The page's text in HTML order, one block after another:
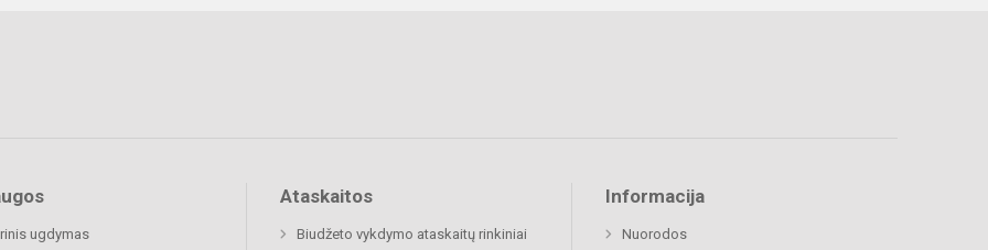
ugdymas
Ataskaitos
Biudžeto vykdymo ataskaitų rinkiniai
Informacija
Nuorodos